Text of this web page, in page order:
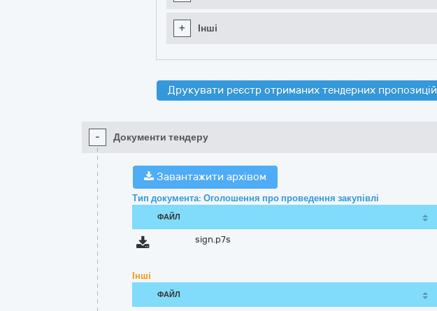
+ Інші
Друкувати реєстр отриманих тендерних пропозицій
- Документи тендеру
Завантажити архівом
Тип документа: Оголошення про проведення закупівлі
ФАЙЛ
sign.p7s
Інші
ФАЙЛ